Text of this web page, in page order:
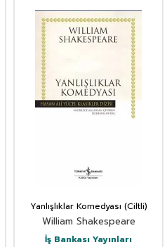
Yanlışlıklar Komedyası (Ciltli)
William Shakespeare
İş Bankası Yayınları